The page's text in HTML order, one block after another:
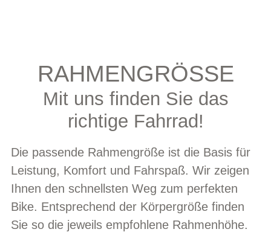
RAHMENGRÖSSE
Mit uns finden Sie das
richtige Fahrrad!
Die passende Rahmengröße ist die Basis für
Leistung, Komfort und Fahrspaß. Wir zeigen
Ihnen den schnellsten Weg zum perfekten
Bike. Entsprechend der Körpergröße finden
Sie so die jeweils empfohlene Rahmenhöhe.